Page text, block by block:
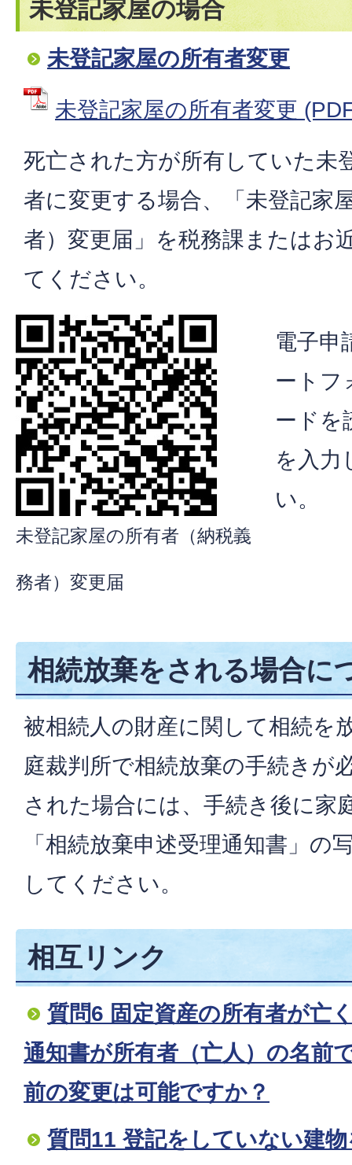
未登記家屋の場合
未登記家屋の所有者変更
未登記家屋の所有者変更
死亡された方が所有していた未
者に変更する場合、「未登記家
者）変更届」を税務課またはお
てください。
未登記家屋の所有者（納税義
務者）変更届
電子申
ートフ
ードを
を入力
い。
相続放棄をされる場合に
被相続人の財産に関して相続を
庭裁判所で相続放棄の手続きが
された場合には、手続き後に家
「相続放棄申述受理通知書」の
してください。
相互リンク
質問6 固定資産の所有者が亡
通知書が所有者（亡人）の名前
前の変更は可能ですか？
質問11 登記をしていない建